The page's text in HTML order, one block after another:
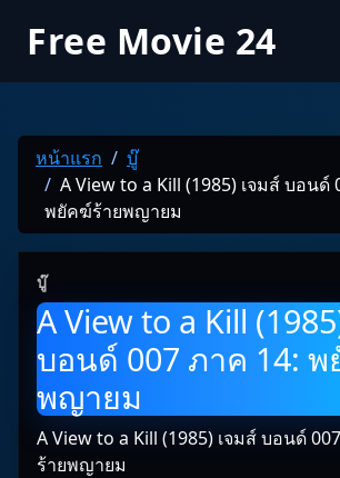
Free Movie 24
หน้าแรก
บู๊
A View to a Kill (1985) เจมส์ บอนด์
พยัคฆ์ร้ายพญายม
บู๊
A View to a Kill
บอนด์ 007 ภาค 14:
พญายม
A View to a Kill (1985) เจมส์ บอนด์
ร้ายพญายม